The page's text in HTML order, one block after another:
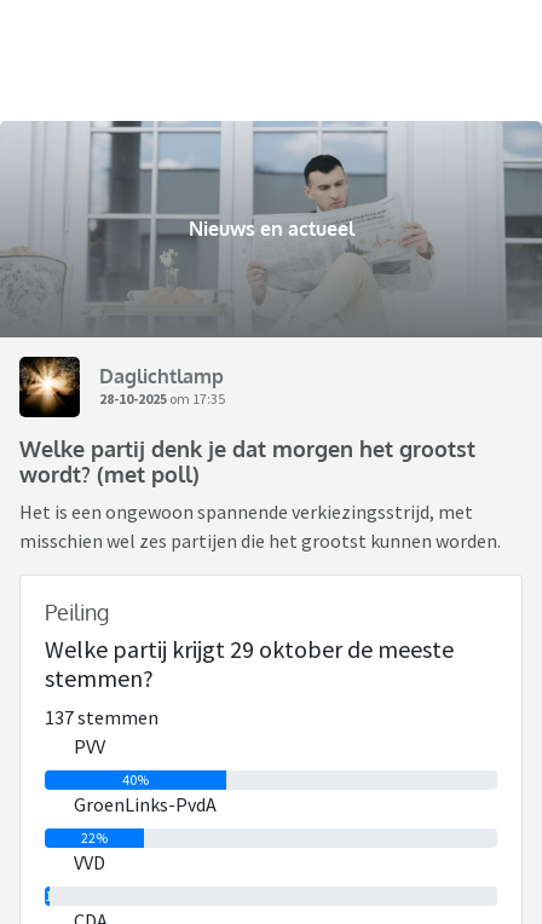
Nieuws en actueel
Daglichtlamp
28-10-2025 om 17:35
Welke partij denk je dat morgen het grootst
wordt? (met poll)
Het is een ongewoon spannende verkiezingsstrijd, met
misschien wel zes partijen die het grootst kunnen worden.
Peiling
Welke partij krijgt 29 oktober de meeste
stemmen?
137 stemmen
PVV
40%
GroenLinks-PvdA
22%
VVD
1%